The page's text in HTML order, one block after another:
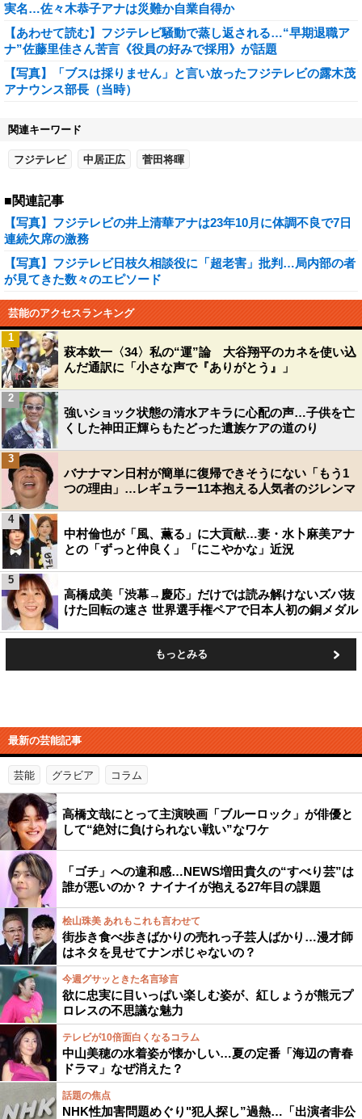
実名…佐々木恭子アナは災難か自業自得か
【あわせて読む】フジテレビ騒動で蒸し返される…“早期退職ア
ナ”佐藤里佳さん苦言《役員の好みで採用》が話題
【写真】「ブスは採りません」と言い放ったフジテレビの露木茂
アナウンス部長（当時）
関連キーワード
フジテレビ 中居正広 菅田将暉
■関連記事
【写真】フジテレビの井上清華アナは23年10月に体調不良で7日
連続欠席の激務
【写真】フジテレビ日枝久相談役に「超老害」批判…局内部の者
が見てきた数々のエピソード
芸能のアクセスランキング
萩本欽一〈34〉私の“運”論 大谷翔平のカネを使い込
んだ通訳に「小さな声で『ありがとう』」
1
強いショック状態の清水アキラに心配の声…子供を亡
くした神田正輝らもたどった遺族ケアの道のり
2
バナナマン日村が簡単に復帰できそうにない「もう1
つの理由」…レギュラー11本抱える人気者のジレンマ
3
中村倫也が「風、薫る」に大貢献…妻・水卜麻美アナ
との「ずっと仲良く」「にこやかな」近況
4
高橋成美「渋幕→慶応」だけでは読み解けないズバ抜
けた回転の速さ 世界選手権ペアで日本人初の銅メダル
5
もっとみる
最新の芸能記事
芸能 グラビア コラム
高橋文哉にとって主演映画「ブルーロック」が俳優と
して“絶対に負けられない戦い”なワケ
「ゴチ」への違和感…NEWS増田貴久の“すべり芸”は
誰が悪いのか？ ナイナイが抱える27年目の課題
桧山珠美 あれもこれも言わせて
街歩き食べ歩きばかりの売れっ子芸人ばかり…漫才師
はネタを見せてナンボじゃないの？
今週グサッときた名言珍言
欲に忠実に目いっぱい楽しむ姿が、紅しょうが熊元プ
ロレスの不思議な魅力
テレビが10倍面白くなるコラム
中山美穂の水着姿が懐かしい…夏の定番「海辺の青春
ドラマ」なぜ消えた？
話題の焦点
NHK性加害問題めぐり"犯人探し”過熱…「出演者非公